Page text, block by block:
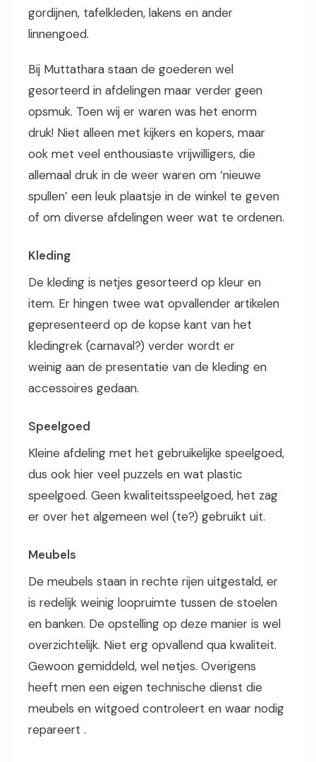
gordijnen, tafelkleden, lakens en ander
linnengoed.
Bij Muttathara staan de goederen wel
gesorteerd in afdelingen maar verder geen
opsmuk. Toen wij er waren was het enorm
druk! Niet alleen met kijkers en kopers, maar
ook met veel enthousiaste vrijwilligers, die
allemaal druk in de weer waren om ‘nieuwe
spullen’ een leuk plaatsje in de winkel te geven
of om diverse afdelingen weer wat te ordenen.
Kleding
De kleding is netjes gesorteerd op kleur en
item. Er hingen twee wat opvallender artikelen
gepresenteerd op de kopse kant van het
kledingrek (carnaval?) verder wordt er
weinig aan de presentatie van de kleding en
accessoires gedaan.
Speelgoed
Kleine afdeling met het gebruikelijke speelgoed,
dus ook hier veel puzzels en wat plastic
speelgoed. Geen kwaliteitsspeelgoed, het zag
er over het algemeen wel (te?) gebruikt uit.
Meubels
De meubels staan in rechte rijen uitgestald, er
is redelijk weinig loopruimte tussen de stoelen
en banken. De opstelling op deze manier is wel
overzichtelijk. Niet erg opvallend qua kwaliteit.
Gewoon gemiddeld, wel netjes. Overigens
heeft men een eigen technische dienst die
meubels en witgoed controleert en waar nodig
repareert .